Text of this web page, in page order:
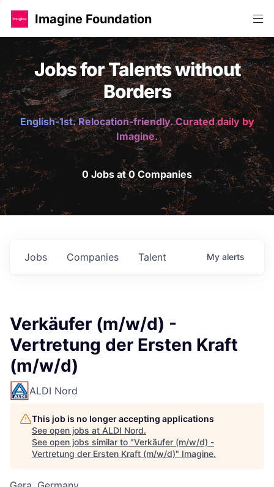
Imagine Foundation
Jobs for Talents without
Borders
English-1st. Relocation-friendly. Curated daily by
Imagine.
0 Jobs at 0 Companies
Jobs Companies Talent My alerts
Verkäufer (m/w/d) -
Vertretung der Ersten Kraft
(m/w/d)
ALDI Nord
This job is no longer accepting applications
See open jobs at ALDI Nord.
See open jobs similar to "Verkäufer (m/w/d) -
Vertretung der Ersten Kraft (m/w/d)" Imagine.